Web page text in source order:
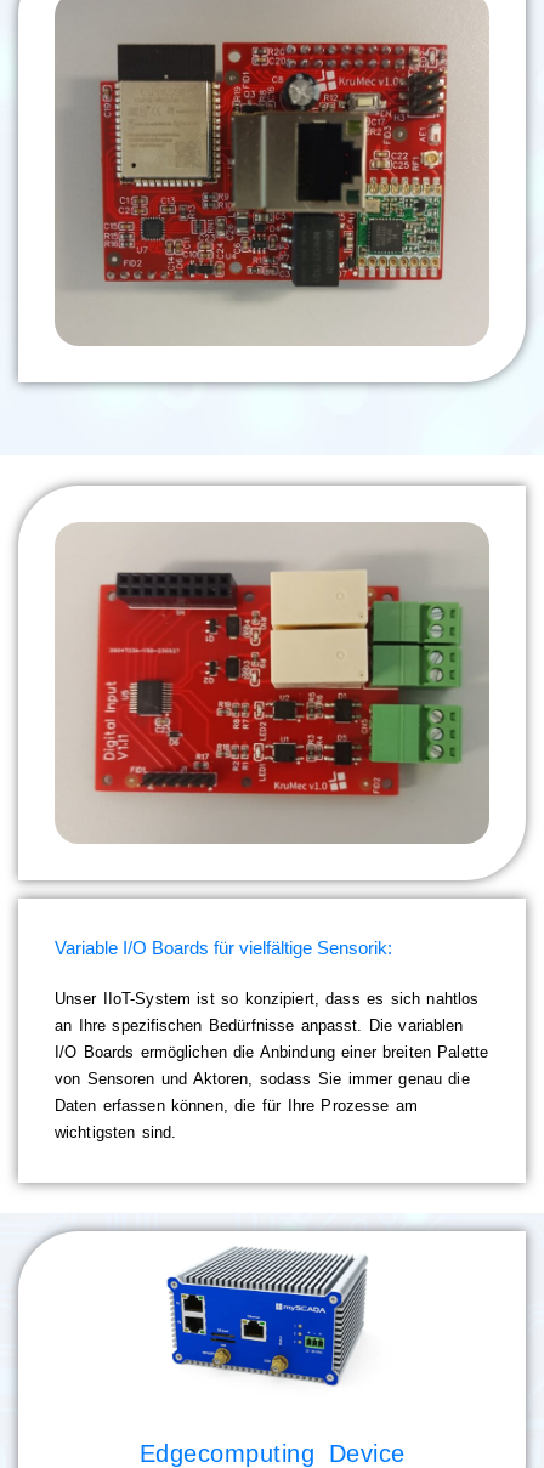
Variable I/O Boards für vielfältige Sensorik:
Unser IIoT-System ist so konzipiert, dass es sich nahtlos
an Ihre spezifischen Bedürfnisse anpasst. Die variablen
I/O Boards ermöglichen die Anbindung einer breiten Palette
von Sensoren und Aktoren, sodass Sie immer genau die
Daten erfassen können, die für Ihre Prozesse am
wichtigsten sind.
Edgecomputing Device